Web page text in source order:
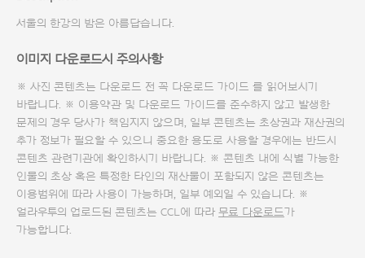
서울의 한강의 밤은 아름답습니다.
이미지 다운로드시 주의사항
※ 사진 콘텐츠는 다운로드 전 꼭 다운로드 가이드 를 읽어보시기
바랍니다. ※ 이용약관 및 다운로드 가이드를 준수하지 않고 발생한
문제의 경우 당사가 책임지지 않으며, 일부 콘텐츠는 초상권과 재산권의
추가 정보가 필요할 수 있으니 중요한 용도로 사용할 경우에는 반드시
콘텐츠 관련기관에 확인하시기 바랍니다. ※ 콘텐츠 내에 식별 가능한
인물의 초상 혹은 특정한 타인의 재산물이 포함되지 않은 콘텐츠는
이용범위에 따라 사용이 가능하며, 일부 예외일 수 있습니다. ※
얼라우투의 업로드된 콘텐츠는 CCL에 따라 무료 다운로드가
가능합니다.